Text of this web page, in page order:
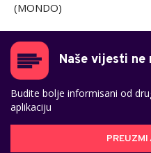
(MONDO)
Naše vijesti ne
Budite bolje informisani od
aplikaciju